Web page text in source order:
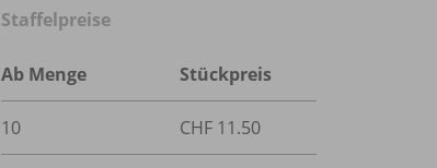
Staffelpreise
Ab Menge Stückpreis
10 CHF 11.50